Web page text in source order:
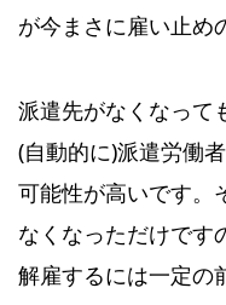
が今まさに雇い止め
派遣先がなくなって
(自動的に)派遣労働
可能性が高いです。
なくなっただけです
解雇するには一定の